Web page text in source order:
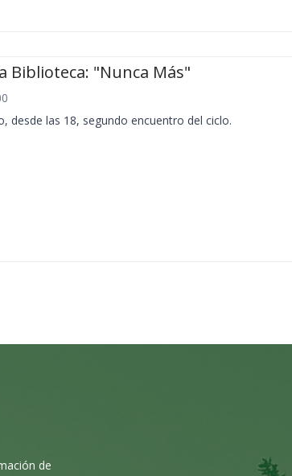
Biblioteca: "Nunca Más"
desde las 18, segundo encuentro del ciclo.
de